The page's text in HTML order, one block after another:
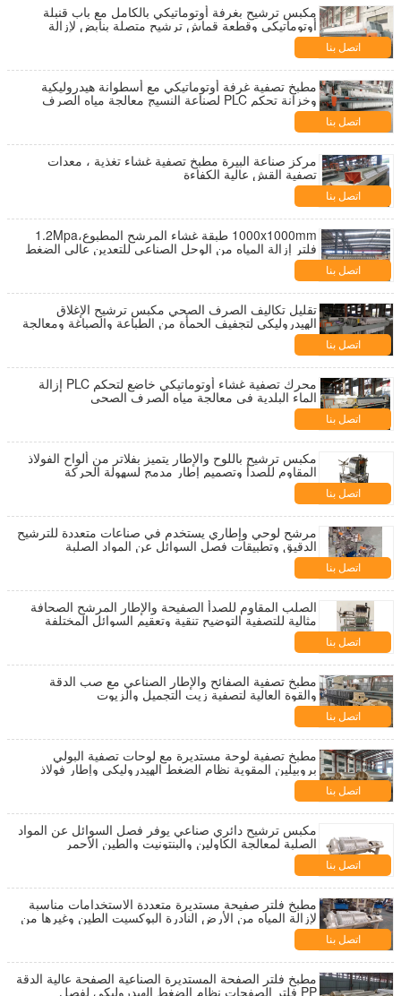
مكبس ترشيح بغرفة أوتوماتيكي بالكامل مع باب قنبلة
أوتوماتيكي وقطعة قماش ترشيح متصلة بنابض لإزالة
الكعكة وتجنب التلوث اتصل بنا
مطبخ تصفية غرفة أوتوماتيكي مع أسطوانة هيدروليكية
وخزانة تحكم PLC لصناعة النسيج معالجة مياه الصرف
الصحي ومعالجة الكعك اتصل بنا
مركز صناعة البيرة مطبخ تصفية غشاء تغذية ، معدات
تصفية القش عالية الكفاءة
اتصل بنا
1000x1000mm طبقة غشاء المرشح المطبوع،1.2Mpa
فلتر إزالة المياه من الوحل الصناعي للتعدين عالي الضغط
اتصل بنا
تقليل تكاليف الصرف الصحي مكبس ترشيح الإغلاق
الهيدروليكي لتجفيف الحمأة من الطباعة والصباغة ومعالجة
مياه الصرف الصحي اتصل بنا
محرك تصفية غشاء أوتوماتيكي خاضع لتحكم PLC إزالة
الماء البلدية في معالجة مياه الصرف الصحي
اتصل بنا
مكبس ترشيح باللوح والإطار يتميز بفلاتر من ألواح الفولاذ
المقاوم للصدأ وتصميم إطار مدمج لسهولة الحركة
والترشيح اتصل بنا
مرشح لوحي وإطاري يستخدم في صناعات متعددة للترشيح
الدقيق وتطبيقات فصل السوائل عن المواد الصلبة
اتصل بنا
الصلب المقاوم للصدأ الصفيحة والإطار المرشح الصحافة
مثالية للتصفية التوضيح تنقية وتعقيم السوائل المختلفة
اتصل بنا
مطبخ تصفية الصفائح والإطار الصناعي مع صب الدقة
والقوة العالية لتصفية زيت التجميل والزيوت
اتصل بنا
مطبخ تصفية لوحة مستديرة مع لوحات تصفية البولي
بروبيلين المقوية نظام الضغط الهيدروليكي وإطار فولاذ
الكربون عالي المقاومة اتصل بنا
مكبس ترشيح دائري صناعي يوفر فصل السوائل عن المواد
الصلبة لمعالجة الكاولين والبنتونيت والطين الأحمر
وتطبيقات معالجة المعادن الأخرى اتصل بنا
مطبخ فلتر صفيحة مستديرة متعددة الاستخدامات مناسبة
لإزالة المياه من الأرض النادرة البوكسيت الطين وغيرها من
مواد الوحل الصناعي اتصل بنا
مطبخ فلتر الصفحة المستديرة الصناعية الصفحة عالية الدقة
PP فلتر الصفحات نظام الضغط الهيدروليكي لفصل